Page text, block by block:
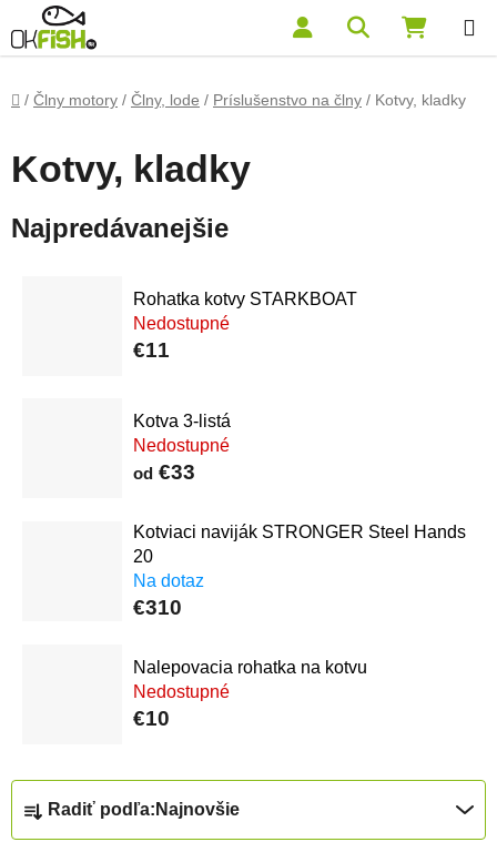
Prejsť na obsah Hľadať
Domov
/ Člny motory / Člny, lode / Príslušenstvo na člny / Kotvy, kladky
Kotvy, kladky
Najpredávanejšie
Rohatka kotvy STARKBOAT
Nedostupné
€11
Kotva 3-listá
Nedostupné
od €33
Kotviaci naviják STRONGER Steel Hands
20
Na dotaz
€310
Nalepovacia rohatka na kotvu
Nedostupné
€10
Radenie produktov
Radiť podľa: Najnovšie